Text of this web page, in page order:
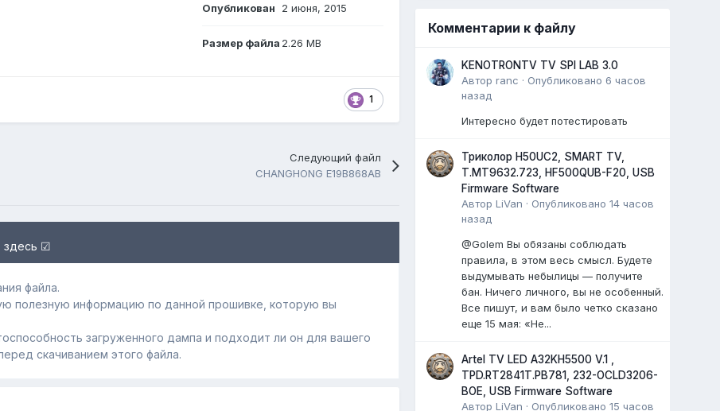
Опубликован 2 июня, 2015
Размер файла 2.26 MB
1
Следующий файл
CHANGHONG E19B868AB
здесь ☑
файла.
полезную информацию по данной прошивке, которую вы
загруженного дампa и подходит ли он для вашего
скачиванием этого файла.
Комментарии к файлу
KENOTRONTV TV SPI LAB 3.0
Авторranc · Опубликовано 6 часов
назад
Интересно будет потестировать
Триколор H50UC2, SMART TV,
T.MT9632.723, HF500QUB-F20, USB
Firmware Software
АвторLiVan · Опубликовано14 часов
назад
@Golem Вы обязаны соблюдать
правила, в этом весь смысл. Будете
выдумывать небылицы — получите
бан. Ничего личного, вы не особенный.
Все пишут, и вам было четко сказано
еще 15 мая: «Не...
Artel TV LED A32KH5500 V.1 ,
TPD.RT2841T.PB781, 232-OCLD3206-
BOE, USB Firmware Software
АвторLiVan · Опубликовано15 часов